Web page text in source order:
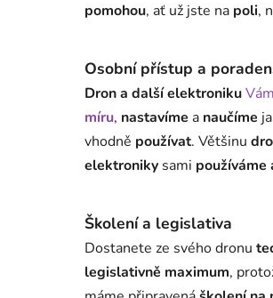
pomohou, ať už jste na poli,
Osobní přístup a
Dron a další elektronikuVám
míru, nastavíme a naučíme
vhodně používat. Většinu
elektroniky sami používáme
Školení a legislativa
Dostanete ze svého dronu
legislativně maximum,